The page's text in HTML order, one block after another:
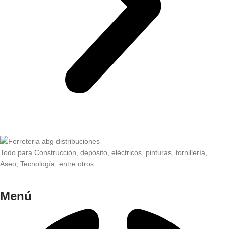
Todo para Construcción, depósito, eléctricos, pinturas, tornillería,
Aseo, Tecnología, entre otros
Menú